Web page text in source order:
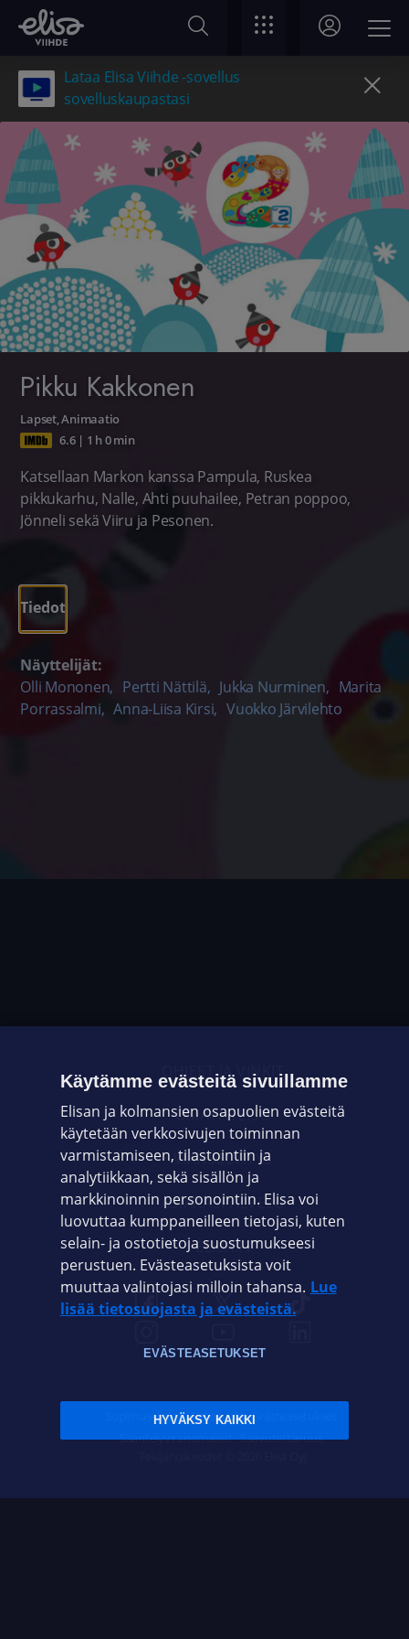
Lataa Elisa Viihde -sovellus
sovelluskaupastasi
Pikku Kakkonen
Lapset,Animaatio
6.6| 1 h 0 min
Katsellaan Markon kanssa Pampula, Ruskea
pikkukarhu, Nalle, Ahti puuhailee, Petran poppoo,
Jönneli sekä Viiru ja Pesonen.
Tiedot
Näyttelijät:
Olli Mononen, Pertti Nättilä, Jukka Nurminen, Marita
Porrassalmi, Anna-Liisa Kirsi, Vuokko Järvilehto
OHJEET JA VINKIT
OMAYHTEISÖ
VIANSELVITYS
ASIAKASPALVELU
ELISA.FI
Sopimusehdot Tietosuoja Evästeasetukset
Sääntelyviranomaiset Saavutettavuus
Käytämme evästeitä sivuillamme
Elisan ja kolmansien osapuolien evästeitä
käytetään verkkosivujen toiminnan
varmistamiseen, tilastointiin ja
analytiikkaan, sekä sisällön ja
markkinoinnin personointiin. Elisa voi
luovuttaa kumppaneilleen tietojasi, kuten
selain- ja ostotietoja suostumukseesi
perustuen. Evästeasetuksista voit
muuttaa valintojasi milloin tahansa. Lue
lisää tietosuojasta ja evästeistä.
EVÄSTEASETUKSET
HYVÄKSY KAIKKI